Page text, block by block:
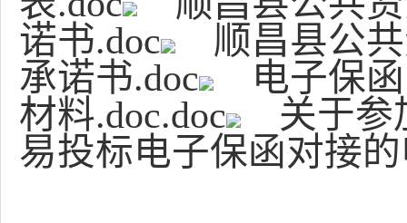
诺书.doc
顺昌县公
承诺书.doc
电子保
材料.doc.doc
关于参
易投标电子保函对接